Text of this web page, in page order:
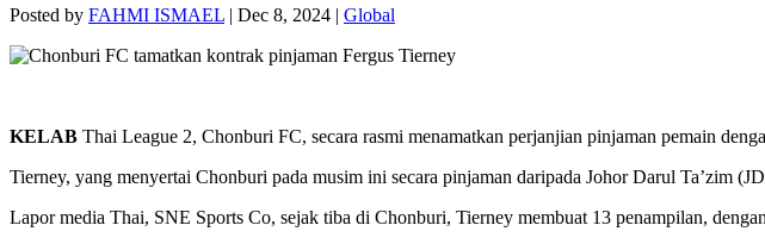
Posted by FAHMI ISMAEL | Dec 8, 2024 | Global
KELAB Thai League 2, Chonburi FC, secara rasmi menamatkan perjanjian pinjaman pemain
Tierney, yang menyertai Chonburi pada musim ini secara pinjaman daripada Johor Darul Ta’zim
Lapor media Thai, SNE Sports Co, sejak tiba di Chonburi, Tierney membuat 13 penampilan,